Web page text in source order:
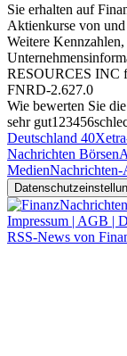
Sie erhalten auf
Aktienkurse von und
Weitere
RESOURCES INC
FNRD-2.627.0
Wie bewerten Sie
sehr gut1 23456
Deutschland 40
Nachrichten Börsen
Medien
Impressum | AGB |
RSS-News von